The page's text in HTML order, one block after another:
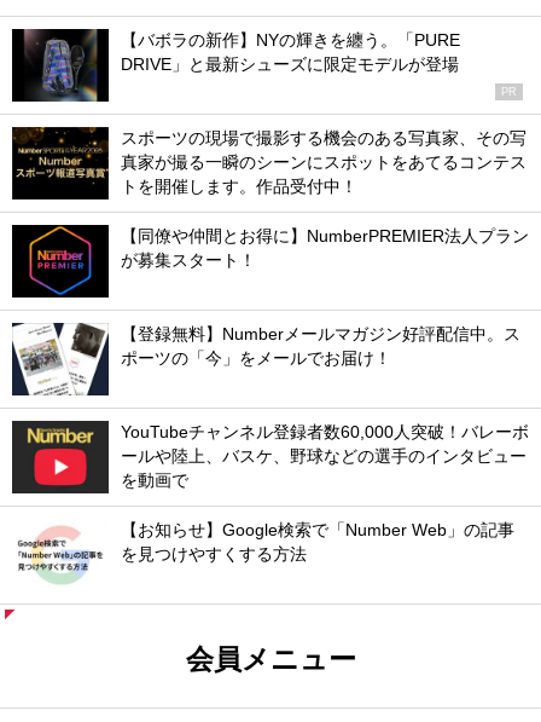
【バボラの新作】NYの輝きを纏う。「PURE
DRIVE」と最新シューズに限定モデルが登場
PR
スポーツの現場で撮影する機会のある写真家、その写
真家が撮る一瞬のシーンにスポットをあてるコンテス
トを開催します。作品受付中！
【同僚や仲間とお得に】NumberPREMIER法人プラン
が募集スタート！
【登録無料】Numberメールマガジン好評配信中。ス
ポーツの「今」をメールでお届け！
YouTubeチャンネル登録者数60,000人突破！バレーボ
ールや陸上、バスケ、野球などの選手のインタビュー
を動画で
【お知らせ】Google検索で「Number Web」の記事
を見つけやすくする方法
会員メニュー